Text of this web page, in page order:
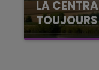
LA
Cela fait